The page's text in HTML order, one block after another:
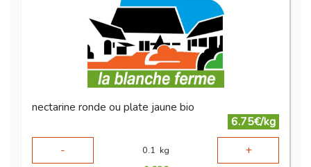
nectarine ronde ou plate jaune bio
6.75€/kg
-
0.1 kg +